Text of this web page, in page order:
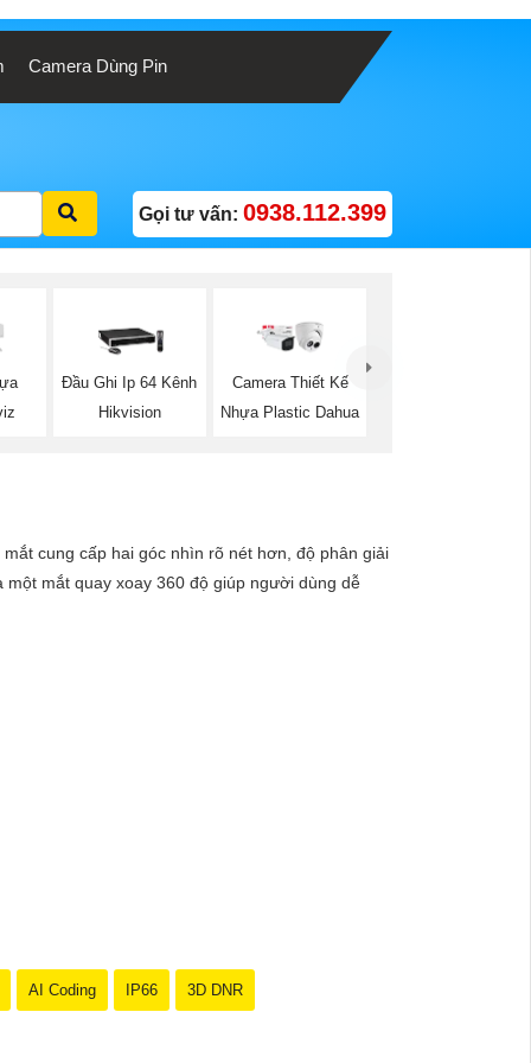
Camera Dùng Pin
Gọi tư vấn: 0938.112.399
Đầu Ghi Ip 64 Kênh
Hikvision
Camera Thiết Kế
Nhựa Plastic Dahua
cung cấp hai góc nhìn rõ nét hơn, độ phân giải
mắt quay xoay 360 độ giúp người dùng dễ
chỉnh sửa nào, bạn đừng ngần ngại để lại lời
AI Coding IP66 3D DNR